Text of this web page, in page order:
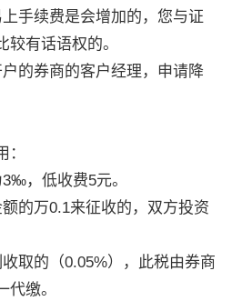
手续费是会增加的，您与证
有话语权的。
的券商的客户经理，申请降
，低收费5元。
的万0.1来征收的，双方投资
取的（0.05%），此税由券商
缴。